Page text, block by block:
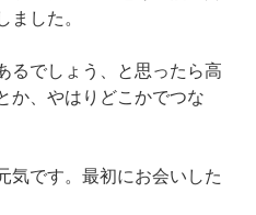
ました。
るでしょう、と思ったら高
か、やはりどこかでつな
気です。最初にお会いした